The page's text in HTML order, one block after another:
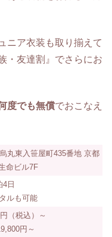
ニア衣装も取り揃えて
・友達割』でさらにお
度でも無償でおこなえ
丸東入笹屋町435番地 京都
命ビル7F
4日
ルも可能
（税込）～
円～